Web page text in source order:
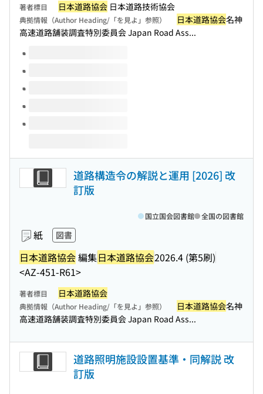
著者標目 日本道路協会 日本道路技術協会
典拠情報（Author Heading/「を見よ」参照） 日本道路協会名神
高速道路舗装調査特別委員会 Japan Road Ass...
このタイトルの巻号
道路構造令の解説と運用 [2026] 改
訂版
紙 図書
日本道路協会編集日本道路協会2026.4 (第5刷)
<AZ-451-R61>
国立国会図書館 全国の図書館
著者標目 日本道路協会
典拠情報（Author Heading/「を見よ」参照） 日本道路協会名神
高速道路舗装調査特別委員会 Japan Road Ass...
道路照明施設設置基準・同解説 改
訂版